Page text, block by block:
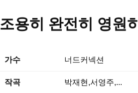
조용히 완전히 영원히
가수 너드커넥션
작곡 박재현,서영주,...